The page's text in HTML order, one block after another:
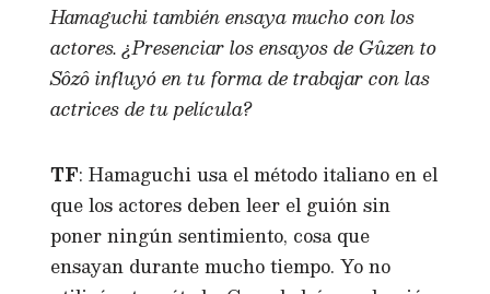
Hamaguchi también ensaya mucho con los
actores. ¿Presenciar los ensayos de Gûzen to
Sôzô influyó en tu forma de trabajar con las
actrices de tu película?
TF: Hamaguchi usa el método italiano en el
que los actores deben leer el guión sin
poner ningún sentimiento, cosa que
ensayan durante mucho tiempo. Yo no